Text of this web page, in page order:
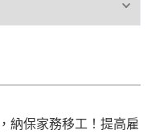
納保家務移工！提高雇